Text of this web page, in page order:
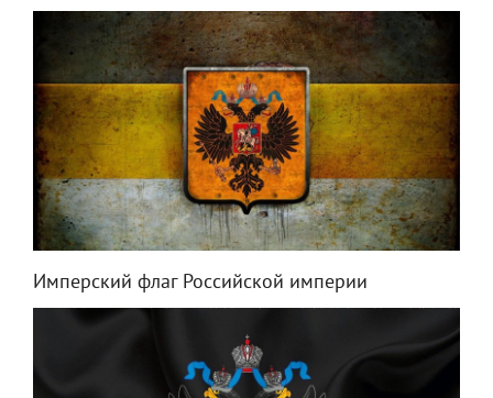
Имперский флаг Российской империи